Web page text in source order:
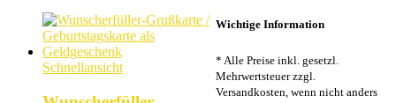
Schnellansicht
Wichtige Information
* Alle Preise inkl. gesetzl.
Mehrwertsteuer zzgl.
Versandkosten, wenn nicht anders